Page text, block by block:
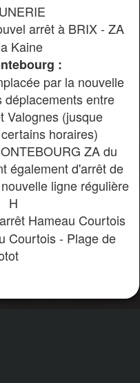
arrêt à BRIX - ZA
Kaine
:
par la nouvelle
déplacements entre
Valognes (jusque
horaires)
ZA du
également d'arrêt de
ligne régulière
H
Hameau Courtois
Courtois - Plage de